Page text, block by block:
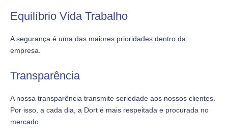
Equilíbrio Vida Trabalho
A segurança é uma das maiores prioridades dentro da
empresa.
Transparência
A nossa transparência transmite seriedade aos nossos clientes.
Por isso, a cada dia, a Dort é mais respeitada e procurada no
mercado.